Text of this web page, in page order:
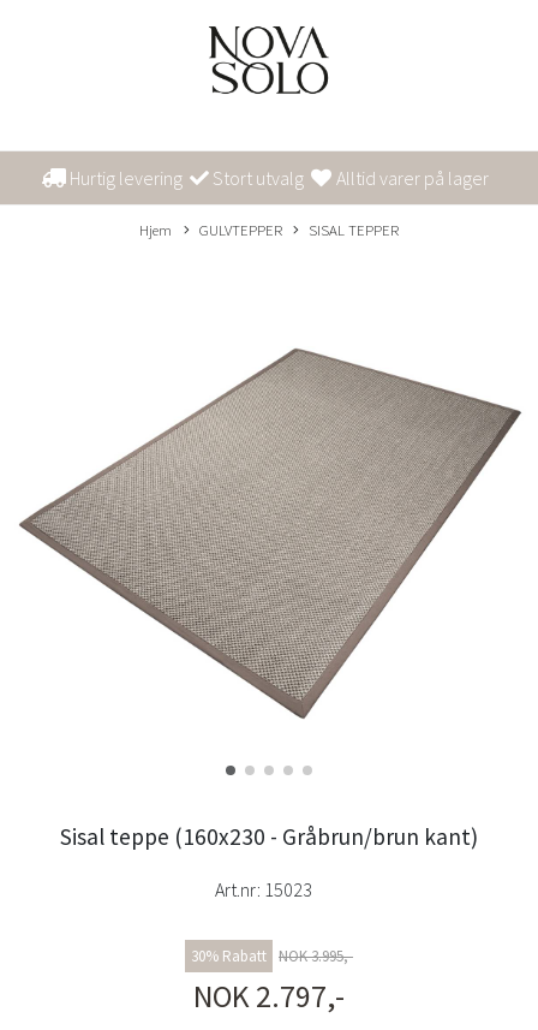
Hurtig levering Stort utvalg Alltid varer på lager
Hjem GULVTEPPER SISAL TEPPER
Sisal teppe (160x230 - Gråbrun/brun kant)
Art.nr: 15023
30% Rabatt NOK 3.995,-
NOK 2.797,-